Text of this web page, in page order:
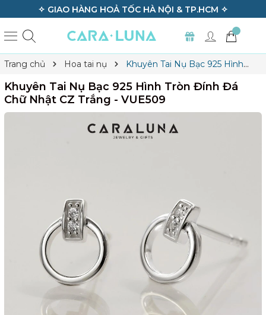
VẬN CHUYỂN ĐƠN HÀNG 950K ✧ ✧ BẢO
Trang chủ Hoa tai nụ
Khuyên Tai Nụ Bạc 925 Hình
Khuyên Tai Nụ Bạc 925 Hình Tròn Đính Đá
Chữ Nhật CZ Trắng - VUE509